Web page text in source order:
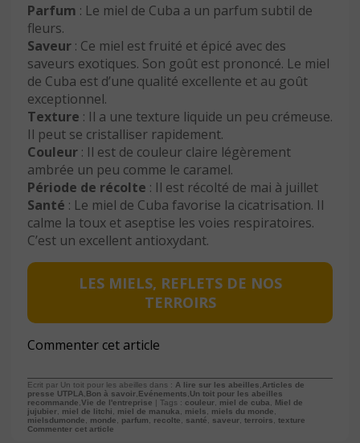
Parfum : Le miel de Cuba a un parfum subtil de
fleurs.
Saveur : Ce miel est fruité et épicé avec des
saveurs exotiques. Son goût est prononcé. Le miel
de Cuba est d’une qualité excellente et au goût
exceptionnel.
Texture : Il a une texture liquide un peu crémeuse.
Il peut se cristalliser rapidement.
Couleur : Il est de couleur claire légèrement
ambrée un peu comme le caramel.
Période de récolte : Il est récolté de mai à juillet
Santé : Le miel de Cuba favorise la cicatrisation. Il
calme la toux et aseptise les voies respiratoires.
C’est un excellent antioxydant.
LES MIELS, REFLETS DE NOS
TERROIRS
Commenter cet article
Ecrit par Un toit pour les abeilles dans : A lire sur les abeilles Articles de
presse UTPLA Bon à savoir Evénements Un toit pour les abeilles
recommande Vie de l'entreprise | Tags : couleur miel de cuba
Miel de
jujubier
miel de litchi miel de manuka miels miels du monde
mielsdumonde
monde parfum recolte santé saveur terroirs
texture
Commenter cet article